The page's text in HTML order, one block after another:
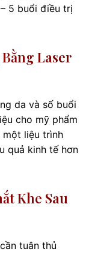
5 buổi điều trị
Laser
da và số buổi
cho mỹ phẩm
một liệu trình
quả kinh tế hơn
Khe Sau
tuân thủ